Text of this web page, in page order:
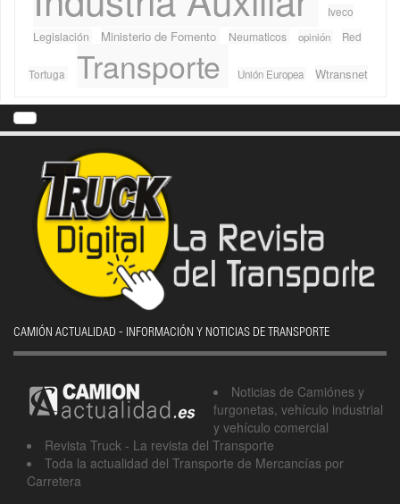
Iveco
Legislación
Ministerio de Fomento Neumaticos opinión Red
Tortuga Transporte Unión Europea Wtransnet
CAMIÓN ACTUALIDAD - INFORMACIÓN Y NOTICIAS DE TRANSPORTE
Noticias de Camiónes y
furgonetas, vehículo industrial
y vehículo comercial
Revista Truck - La revista del Transporte
Toda la actualidad del Transporte de Mercancías por
Carretera